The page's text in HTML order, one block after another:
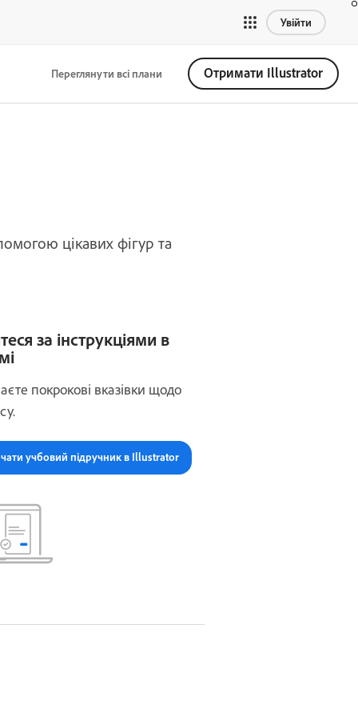
Увійти
Переглянути всі плани Отримати Illustrator
цікавих фігур та
за інструкціями в
покрокові вказівки щодо
учбовий підручник в Illustrator